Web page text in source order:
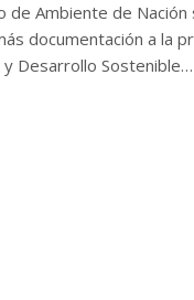
de Ambiente de
documentación a la
Desarrollo Sostenible…